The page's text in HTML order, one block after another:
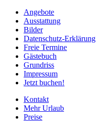
Angebote
Ausstattung
Bilder
Datenschutz-Erklärung
Freie Termine
Gästebuch
Grundriss
Impressum
Jetzt buchen!
Kontakt
Mehr Urlaub
Preise